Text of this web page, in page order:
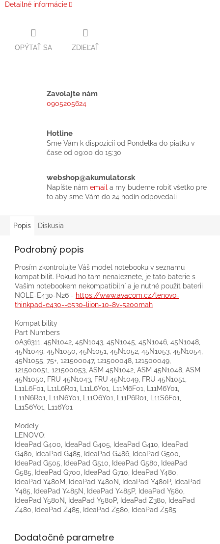
Detailné informácie
OPÝTAŤ SA ZDIEĽAŤ
Zavolajte nám
0905205624
Hotline
Sme Vám k dispozícií od Pondelka do piatku v
čase od 09:00 do 15:30
webshop@akumulator.sk
Napíšte nám email a my budeme robiť všetko pre
to aby sme Vám do 24 hodín odpovedali
Popis Diskusia
Podrobný popis
Prosím zkontrolujte Váš model notebooku v seznamu
kompatibilit. Pokud ho tam nenaleznete, je tato baterie s
Vaším notebookem nekompatibilní a je nutné použít baterii
NOLE-E430-N26 - https://www.avacom.cz/lenovo-
thinkpad-e430--e530-liion-10-8v-5200mah
Kompatibility
Part Numbers
0A36311, 45N1042, 45N1043, 45N1045, 45N1046, 45N1048,
45N1049, 45N1050, 45N1051, 45N1052, 45N1053, 45N1054,
45N1055, 75+, 121500047, 121500048, 121500049,
121500051, 121500053, ASM 45N1042, ASM 45N1048, ASM
45N1050, FRU 45N1043, FRU 45N1049, FRU 45N1051,
L11L6F01, L11L6R01, L11L6Y01, L11M6F01, L11M6Y01,
L11N6R01, L11N6Y01, L11O6Y01, L11P6R01, L11S6F01,
L11S6Y01, L116Y01
Modely
LENOVO:
IdeaPad G400, IdeaPad G405, IdeaPad G410, IdeaPad
G480, IdeaPad G485, IdeaPad G486, IdeaPad G500,
IdeaPad G505, IdeaPad G510, IdeaPad G580, IdeaPad
G585, IdeaPad G700, IdeaPad G710, IdeaPad Y480,
IdeaPad Y480M, IdeaPad Y480N, IdeaPad Y480P, IdeaPad
Y485, IdeaPad Y485N, IdeaPad Y485P, IdeaPad Y580,
IdeaPad Y580N, IdeaPad Y580P, IdeaPad Z380, IdeaPad
Z480, IdeaPad Z485, IdeaPad Z580, IdeaPad Z585
Dodatočné parametre